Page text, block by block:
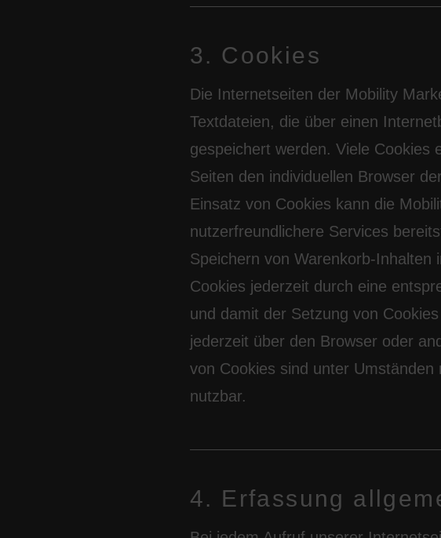
3. Cookies
Die Internetseiten der Mobility
Textdateien, die über einen
gespeichert werden. Viele Cookies
Seiten den individuellen Browser
Einsatz von Cookies kann die
nutzerfreundlichere Services
Speichern von Warenkorb-
Cookies jederzeit durch eine
und damit der Setzung von
jederzeit über den Browser oder
von Cookies sind unter
nutzbar.
4. Erfassung